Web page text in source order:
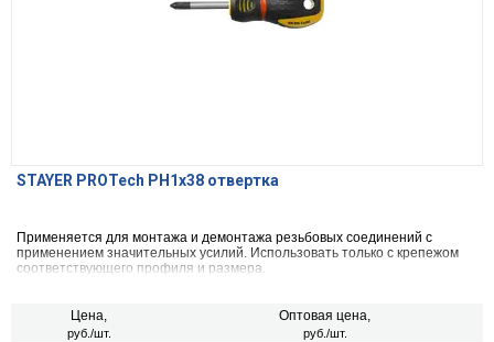
STAYER PROTech PH1x38 отвертка
Применяется для монтажа и демонтажа резьбовых соединений с
применением значительных усилий. Использовать только с крепежом
соответствующего профиля и размера.
Цена,
руб./шт.
Оптовая цена,
руб./шт.